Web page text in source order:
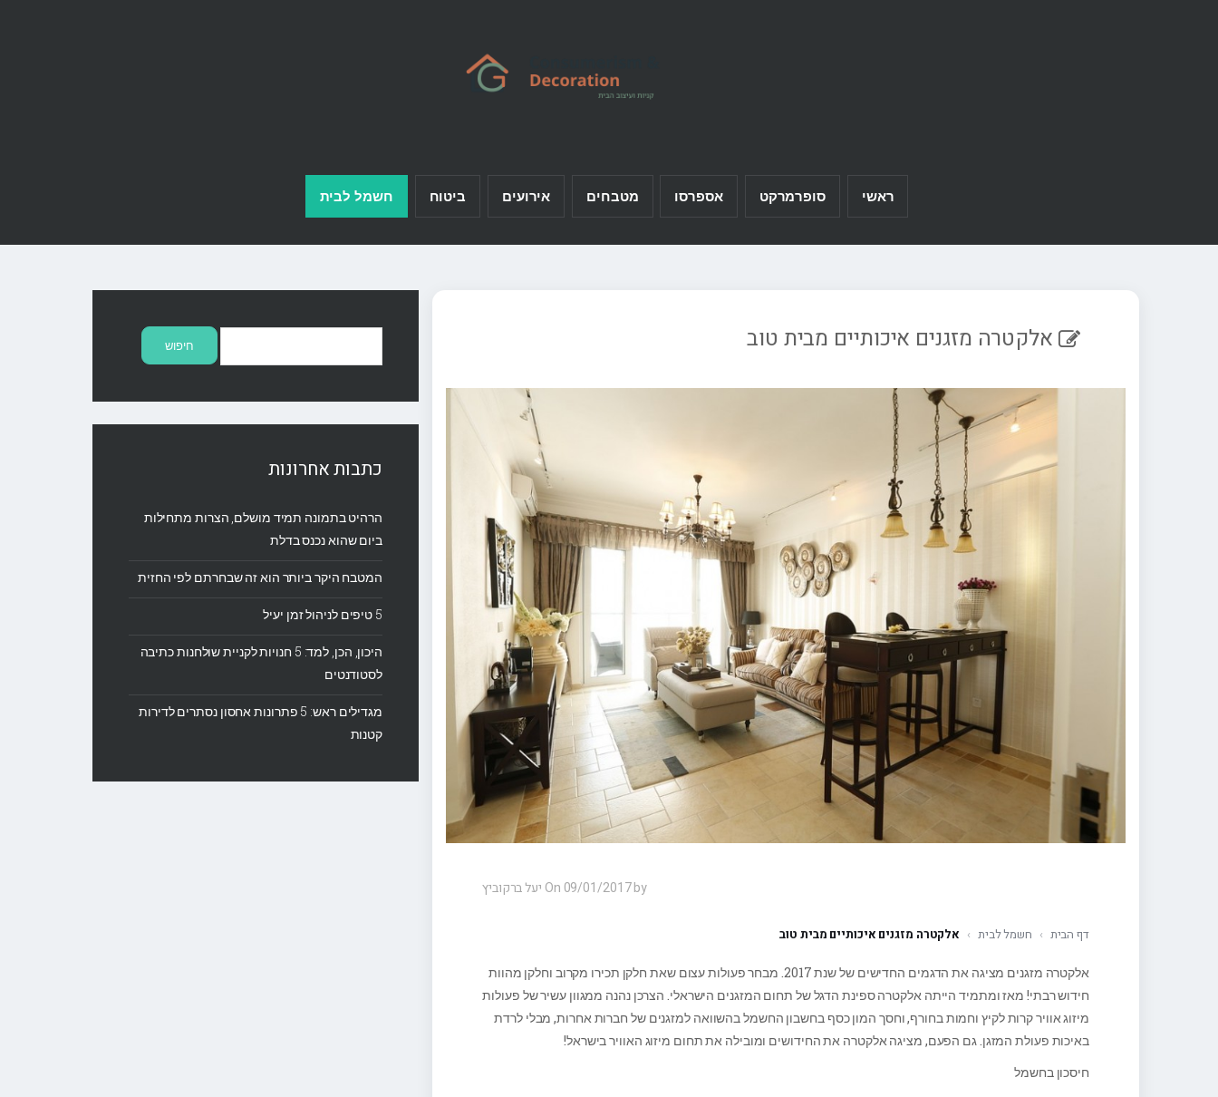
ראשי סופרמרקט אספרסו מטבחים אירועים ביטוח חשמל לבית
אלקטרה מזגנים איכותיים מבית טוב
On 09/01/2017 by יעל ברקוביץ
דף הבית › חשמל לבית › אלקטרה מזגנים איכותיים מבית טוב
אלקטרה מזגנים מציגה את הדגמים החדישים של שנת 2017. מבחר פעולות עצום שאת חלקן תכירו מקרוב וחלקן מהוות
חידוש רבתי! מאז ומתמיד הייתה אלקטרה ספינת הדגל של תחום המזגנים הישראלי. הצרכן נהנה ממגוון עשיר של פעולות
מיזוג אוויר קרות לקיץ וחמות בחורף, וחסך המון כסף בחשבון החשמל בהשוואה למזגנים של חברות אחרות, מבלי לרדת
באיכות פעולת המזגן. גם הפעם, מציגה אלקטרה את החידושים ומובילה את תחום מיזוג האוויר בישראל!
חיסכון בחשמל
חיפוש:
כתבות אחרונות
הרהיט בתמונה תמיד מושלם, הצרות מתחילות
ביום שהוא נכנס בדלת
המטבח היקר ביותר הוא זה שבחרתם לפי החזית
5 טיפים לניהול זמן יעיל
היכון, הכן, למד: 5 חנויות לקניית שולחנות כתיבה
לסטודנטים
מגדילים ראש: 5 פתרונות אחסון נסתרים לדירות
קטנות